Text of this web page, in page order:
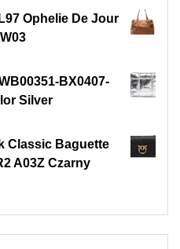
Ophelie De Jour
BX0407-
Silver
Classic Baguette
A03Z Czarny